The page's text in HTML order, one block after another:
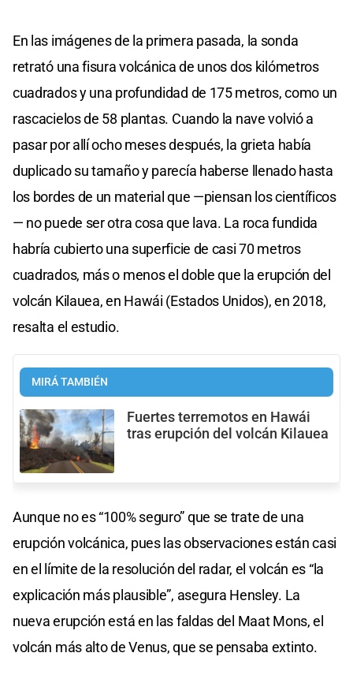
En las imágenes de la primera pasada, la sonda
retrató una fisura volcánica de unos dos kilómetros
cuadrados y una profundidad de 175 metros, como un
rascacielos de 58 plantas. Cuando la nave volvió a
pasar por allí ocho meses después, la grieta había
duplicado su tamaño y parecía haberse llenado hasta
los bordes de un material que —piensan los científicos
— no puede ser otra cosa que lava. La roca fundida
habría cubierto una superficie de casi 70 metros
cuadrados, más o menos el doble que la erupción del
volcán Kilauea, en Hawái (Estados Unidos), en 2018,
resalta el estudio.
MIRÁ TAMBIÉN
Fuertes terremotos en Hawái
tras erupción del volcán Kilauea
Aunque no es “100% seguro” que se trate de una
erupción volcánica, pues las observaciones están casi
en el límite de la resolución del radar, el volcán es “la
explicación más plausible”, asegura Hensley. La
nueva erupción está en las faldas del Maat Mons, el
volcán más alto de Venus, que se pensaba extinto.